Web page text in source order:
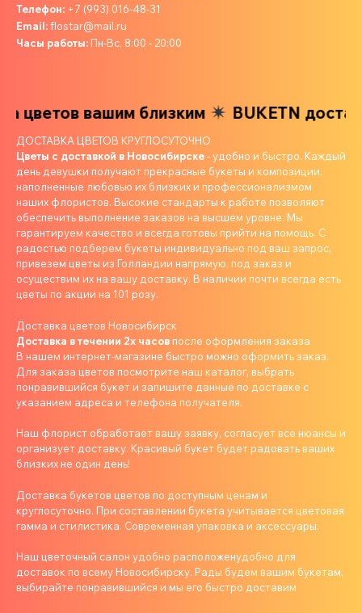
Телефон: +7 (993) 016-48-31
Email:flostar@mail.ru
Часы работы: Пн-Вс, 8:00 - 20:00
цветов вашим близким BUKETN
ДОСТАВКА ЦВЕТОВ КРУГЛОСУТОЧНО
Цветы с доставкой в Новосибирске- удобно и быстро. Каждый
день девушки получают прекрасные букеты и композиции,
наполненные любовью их близких и профессионализмом
наших флористов. Высокие стандарты к работе позволяют
обеспечить выполнение заказов на высшем уровне. Мы
гарантируем качество и всегда готовы прийти на помощь. С
радостью подберем букеты индивидуально под ваш запрос,
привезем цветы из Голландии напрямую, под заказ и
осуществим их на вашу доставку. В наличии почти всегда есть
цветы по акции на 101 розу.
Доставка цветов Новосибирск
Доставка в течении 2х часов после оформления заказа
В нашем интернет-магазине быстро можно оформить заказ.
Для заказа цветов посмотрите наш каталог, выбрать
понравившийся букет и запишите данные по доставке с
указанием адреса и телефона получателя.
Наш флорист обработает вашу заявку, согласует все нюансы и
организует доставку. Красивый букет будет радовать ваших
близких не один день!
Доставка букетов цветов по доступным ценам и
круглосуточно. При составлении букета учитывается цветовая
гамма и стилистика. Современная упаковка и аксессуары.
Наш цветочный салон удобно расположенудобно для
доставок по всему Новосибирску. Рады будем вашим букетам,
выбирайте понравившийся и мы его быстро доставим